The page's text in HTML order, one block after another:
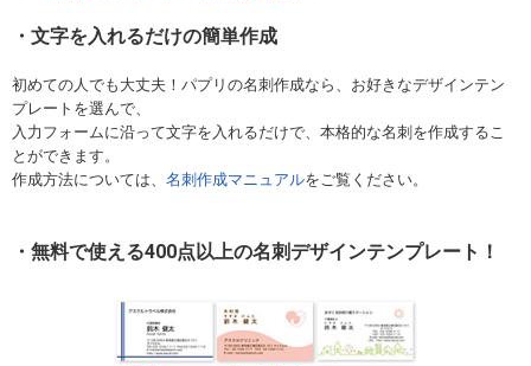
文字を入れるだけの簡単作成
初めての人でも大丈夫！パプリの名刺作成なら、お好きなデザインテン
プレートを選んで、
入力フォームに沿って文字を入れるだけで、本格的な名刺を作成するこ
とができます。
作成方法については、 名刺作成マニュアルをご覧ください。
無料で使える400点以上の名刺デザインテンプレート！